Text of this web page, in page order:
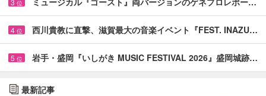
3 位
4 位 西川貴教に直撃、滋賀最大の音楽イベント『FEST. INAZU…
5 位 岩手・盛岡『いしがき MUSIC FESTIVAL 2026』盛岡城跡…
最新記事